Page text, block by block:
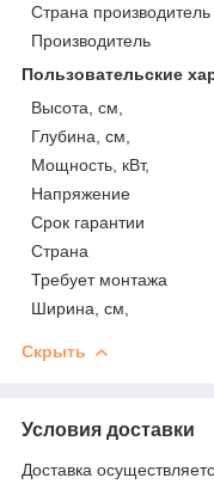
Страна производитель
Производитель
Пользовательские
Высота, см,
Глубина, см,
Мощность, кВт,
Напряжение
Срок гарантии
Страна
Требует монтажа
Ширина, см,
Скрыть
Условия доставки
Доставка